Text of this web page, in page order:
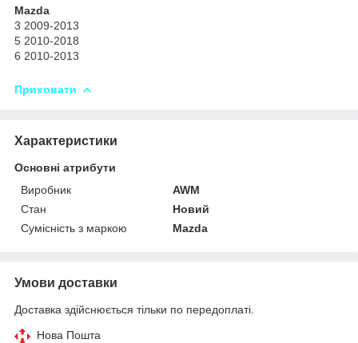
Mazda
3 2009-2013
5 2010-2018
6 2010-2013
Приховати
Характеристики
Основні атрибути
Виробник
AWM
Стан
Новий
Сумісність з маркою
Mazda
Умови доставки
Доставка здійснюється тільки по передоплаті.
Нова Пошта